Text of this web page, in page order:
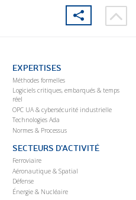
EXPERTISES
Méthodes formelles
Logiciels critiques, embarqués & temps
réel
OPC UA & cybersécurité industrielle
Technologies Ada
Normes & Processus
SECTEURS D’ACTIVITÉ
Ferroviaire
Aéronautique & Spatial
Défense
Énergie & Nucléaire